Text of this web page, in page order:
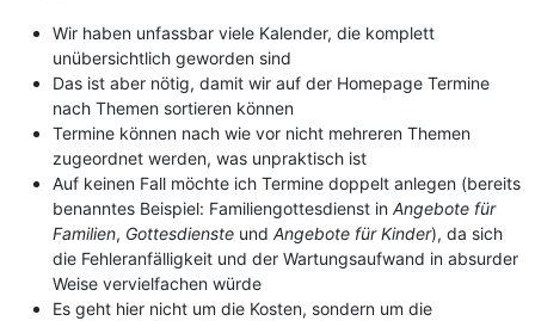
Wir haben unfassbar viele Kalender, die komplett
unübersichtlich geworden sind
Das ist aber nötig, damit wir auf der Homepage Termine
nach Themen sortieren können
Termine können nach wie vor nicht mehreren Themen
zugeordnet werden, was unpraktisch ist
Auf keinen Fall möchte ich Termine doppelt anlegen (bereits
benanntes Beispiel: Familiengottesdienst in Angebote für
Familien, Gottesdienste und Angebote für Kinder), da sich
die Fehleranfälligkeit und der Wartungsaufwand in absurder
Weise vervielfachen würde
Es geht hier nicht um die Kosten, sondern um die